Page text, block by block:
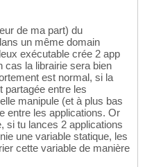
de ma part) du
un même domain
exécutable crée 2 app
cas la librairie sera bien
est normal, si la
partagée entre les
manipule (et à plus bas
entre les applications. Or
si tu lances 2 applications
une variable statique, les
cette variable de manière